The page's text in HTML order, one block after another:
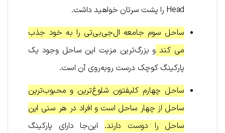
Head را پشت سرتان خواهید داشت.
ساحل سوم جامعه ال‌جی‌بی‌تی را به خود جذب
می کند و بزرگ‌ترین مزیت این ساحل وجود یک
پارکینگ کوچک درست روبه‌روی آن است.
ساحل چهارم کلیفتون شلوغ‌ترین و محبوب‌ترین
ساحل از چهار ساحل است و افراد در هر سنی این
ساحل را دوست دارند. این‌جا دارای پارکینگ